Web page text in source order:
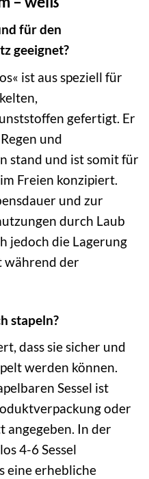
für den
geeignet?
ist aus speziell für
gefertigt. Er
und
stand und ist somit für
Freien konzipiert.
und zur
durch Laub
jedoch die Lagerung
während der
stapeln?
dass sie sicher und
werden können.
Sessel ist
oder
angegeben. In der
4-6 Sessel
eine erhebliche